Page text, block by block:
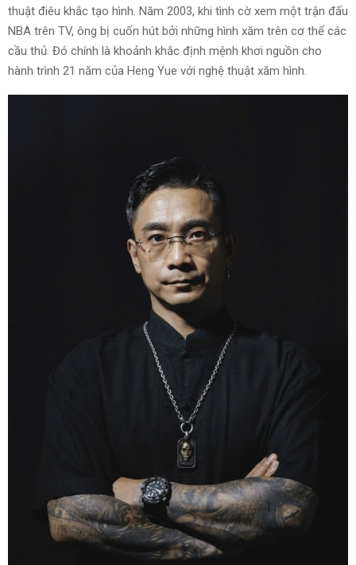
thuật điêu khắc tạo hình. Năm 2003, khi tình cờ xem một trận đấu
NBA trên TV, ông bị cuốn hút bởi những hình xăm trên cơ thể các
cầu thủ. Đó chính là khoảnh khắc định mệnh khơi nguồn cho
hành trình 21 năm của Heng Yue với nghệ thuật xăm hình.